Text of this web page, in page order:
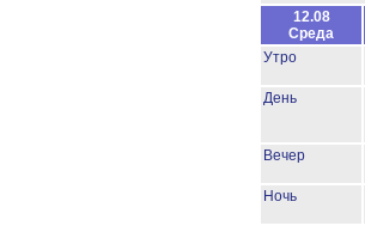
12.08
Среда
Утро
День
Вечер
Ночь